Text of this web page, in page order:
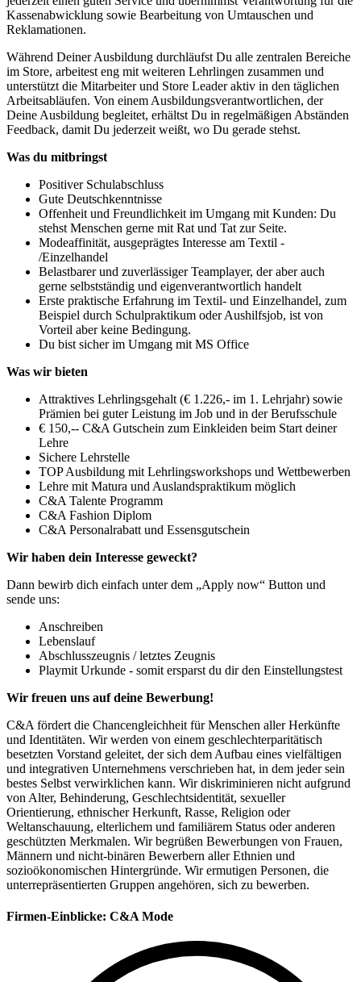
Kassenabwicklung sowie Bearbeitung von Umtauschen und
Reklamationen.
Während Deiner Ausbildung durchläufst Du alle zentralen Bereiche
im Store, arbeitest eng mit weiteren Lehrlingen zusammen und
unterstützt die Mitarbeiter und Store Leader aktiv in den täglichen
Arbeitsabläufen. Von einem Ausbildungsverantwortlichen, der
Deine Ausbildung begleitet, erhältst Du in regelmäßigen Abständen
Feedback, damit Du jederzeit weißt, wo Du gerade stehst.
Was du mitbringst
Positiver Schulabschluss
Gute Deutschkenntnisse
Offenheit und Freundlichkeit im Umgang mit Kunden: Du
stehst Menschen gerne mit Rat und Tat zur Seite.
Modeaffinität, ausgeprägtes Interesse am Textil -
/Einzelhandel
Belastbarer und zuverlässiger Teamplayer, der aber auch
gerne selbstständig und eigenverantwortlich handelt
Erste praktische Erfahrung im Textil- und Einzelhandel, zum
Beispiel durch Schulpraktikum oder Aushilfsjob, ist von
Vorteil aber keine Bedingung.
Du bist sicher im Umgang mit MS Office
Was wir bieten
Attraktives Lehrlingsgehalt (€ 1.226,- im 1. Lehrjahr) sowie
Prämien bei guter Leistung im Job und in der Berufsschule
€ 150,-- C&A Gutschein zum Einkleiden beim Start deiner
Lehre
Sichere Lehrstelle
TOP Ausbildung mit Lehrlingsworkshops und Wettbewerben
Lehre mit Matura und Auslandspraktikum möglich
C&A Talente Programm
C&A Fashion Diplom
C&A Personalrabatt und Essensgutschein
Wir haben dein Interesse geweckt?
Dann bewirb dich einfach unter dem „Apply now“ Button und
sende uns:
Anschreiben
Lebenslauf
Abschlusszeugnis / letztes Zeugnis
Playmit Urkunde - somit ersparst du dir den Einstellungstest
Wir freuen uns auf deine Bewerbung!
C&A fördert die Chancengleichheit für Menschen aller Herkünfte
und Identitäten. Wir werden von einem geschlechterparitätisch
besetzten Vorstand geleitet, der sich dem Aufbau eines vielfältigen
und integrativen Unternehmens verschrieben hat, in dem jeder sein
bestes Selbst verwirklichen kann. Wir diskriminieren nicht aufgrund
von Alter, Behinderung, Geschlechtsidentität, sexueller
Orientierung, ethnischer Herkunft, Rasse, Religion oder
Weltanschauung, elterlichem und familiärem Status oder anderen
geschützten Merkmalen. Wir begrüßen Bewerbungen von Frauen,
Männern und nicht-binären Bewerbern aller Ethnien und
sozioökonomischen Hintergründe. Wir ermutigen Personen, die
unterrepräsentierten Gruppen angehören, sich zu bewerben.
Firmen-Einblicke: C&A Mode